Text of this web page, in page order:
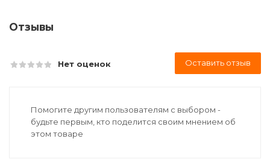
Отзывы
Нет оценок Оставить отзыв
Помогите другим пользователям с выбором -
будьте первым, кто поделится своим мнением об
этом товаре